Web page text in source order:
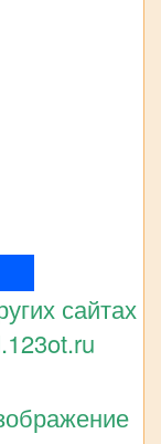
сайтах